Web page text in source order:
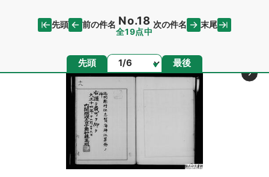
先頭 前の件名 No.18
全19点中
次の件名 末尾
先頭 ページ 最後